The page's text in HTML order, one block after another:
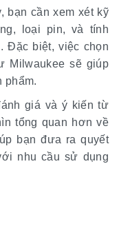
bạn cần xem xét kỹ
loại pin, và tính
Đặc biệt, việc chọn
Milwaukee sẽ giúp
phẩm.
giá và ý kiến từ
tổng quan hơn về
bạn đưa ra quyết
nhu cầu sử dụng